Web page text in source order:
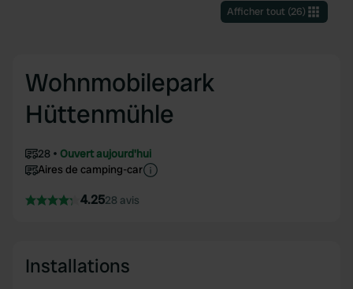
Afficher tout(26)
Wohnmobilepark
Hüttenmühle
28
Ouvert aujourd'hui
Aires de camping-car
4.2528 avis
Installations